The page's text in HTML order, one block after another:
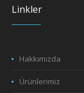
Linkler
Hakkımızda
Ürünlerimiz